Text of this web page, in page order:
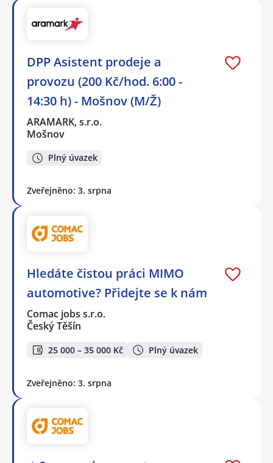
DPP Asistent prodeje a
provozu (200 Kč/hod. 6:00 -
14:30 h) - Mošnov (M/Ž)
ARAMARK, s.r.o.
Mošnov
Plný úvazek
Zveřejněno: 3. srpna
Hledáte čistou práci MIMO
automotive? Přidejte se k nám
Comac jobs s.r.o.
Český Těšín
25 000 – 35 000 Kč Plný úvazek
Zveřejněno: 3. srpna